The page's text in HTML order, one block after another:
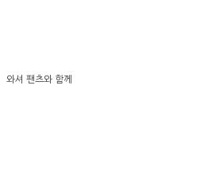
와셔 팬츠와 함께